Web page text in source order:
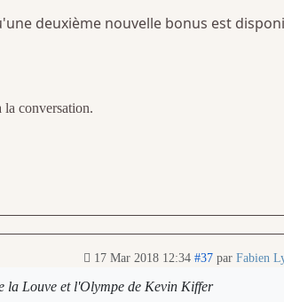
deuxième nouvelle bonus est
conversation.
17 Mar 2018 12:34 #37 par Fabien
la Louve et l'Olympe de Kevin Kiffer